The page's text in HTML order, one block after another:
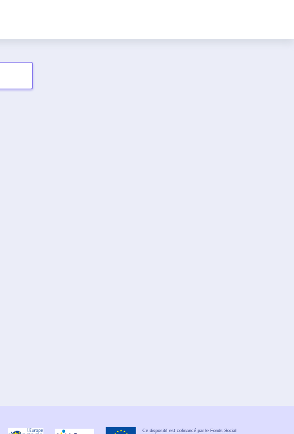
Ce dispositif est cofinancé par le Fonds Social